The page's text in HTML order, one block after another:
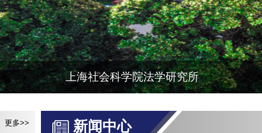
上海社会科学院法学研究所
更多>> 新闻中心